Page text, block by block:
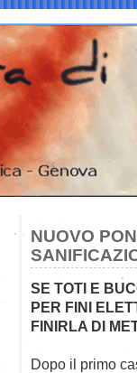
NUOVO
SE TOTI E
PER FINI
FINIRLA DI
Dopo il primo